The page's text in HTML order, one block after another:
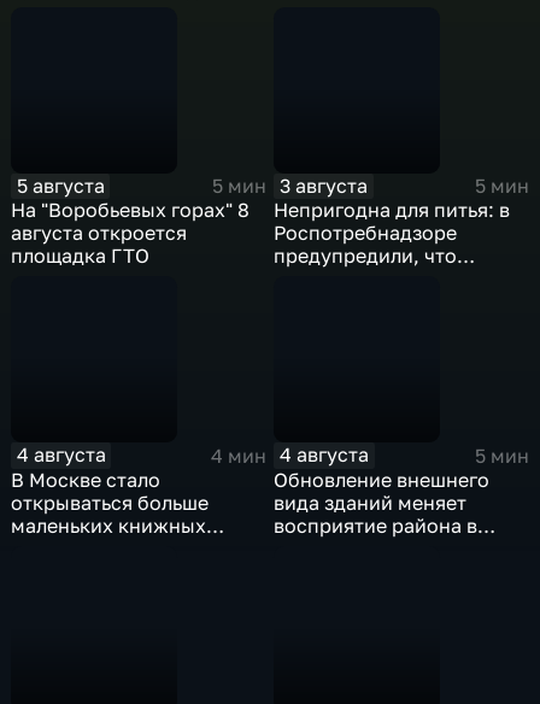
5 августа
5 мин
На "Воробьевых горах" 8
августа откроется
площадка ГТО
3 августа
5 мин
Непригодна для питья: в
Роспотребнадзоре
предупредили, что
4 августа
4 мин
В Москве стало
открываться больше
маленьких книжных
4 августа
5 мин
Обновление внешнего
вида зданий меняет
восприятие района в